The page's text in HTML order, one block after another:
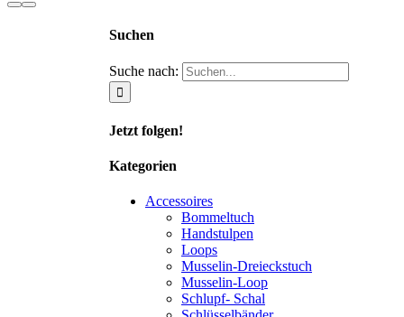
Suchen
Suche nach:
Jetzt folgen!
Kategorien
Accessoires
Bommeltuch
Handstulpen
Loops
Musselin-Dreieckstuch
Musselin-Loop
Schlupf- Schal